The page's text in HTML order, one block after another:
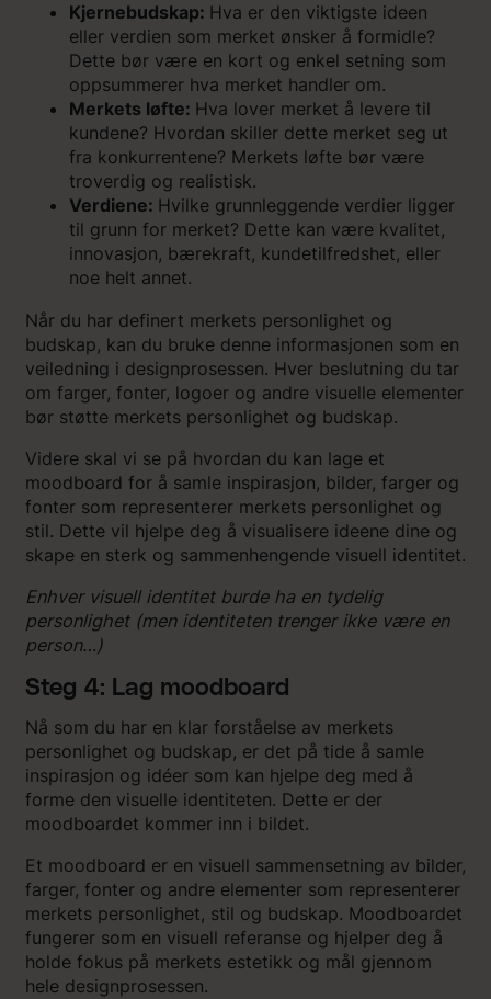
Kjernebudskap: Hva er den viktigste ideen
eller verdien som merket ønsker å formidle?
Dette bør være en kort og enkel setning som
oppsummerer hva merket handler om.
Merkets løfte: Hva lover merket å levere til
kundene? Hvordan skiller dette merket seg ut
fra konkurrentene? Merkets løfte bør være
troverdig og realistisk.
Verdiene: Hvilke grunnleggende verdier ligger
til grunn for merket? Dette kan være kvalitet,
innovasjon, bærekraft, kundetilfredshet, eller
noe helt annet.
Når du har definert merkets personlighet og
budskap, kan du bruke denne informasjonen som en
veiledning i designprosessen. Hver beslutning du tar
om farger, fonter, logoer og andre visuelle elementer
bør støtte merkets personlighet og budskap.
Videre skal vi se på hvordan du kan lage et
moodboard for å samle inspirasjon, bilder, farger og
fonter som representerer merkets personlighet og
stil. Dette vil hjelpe deg å visualisere ideene dine og
skape en sterk og sammenhengende visuell identitet.
Enhver visuell identitet burde ha en tydelig
personlighet (men identiteten trenger ikke være en
person…)
Steg 4: Lag moodboard
Nå som du har en klar forståelse av merkets
personlighet og budskap, er det på tide å samle
inspirasjon og idéer som kan hjelpe deg med å
forme den visuelle identiteten. Dette er der
moodboardet kommer inn i bildet.
Et moodboard er en visuell sammensetning av bilder,
farger, fonter og andre elementer som representerer
merkets personlighet, stil og budskap. Moodboardet
fungerer som en visuell referanse og hjelper deg å
holde fokus på merkets estetikk og mål gjennom
hele designprosessen.